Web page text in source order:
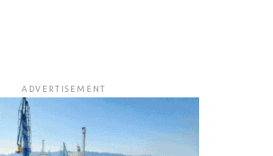
ADVERTISEMENT